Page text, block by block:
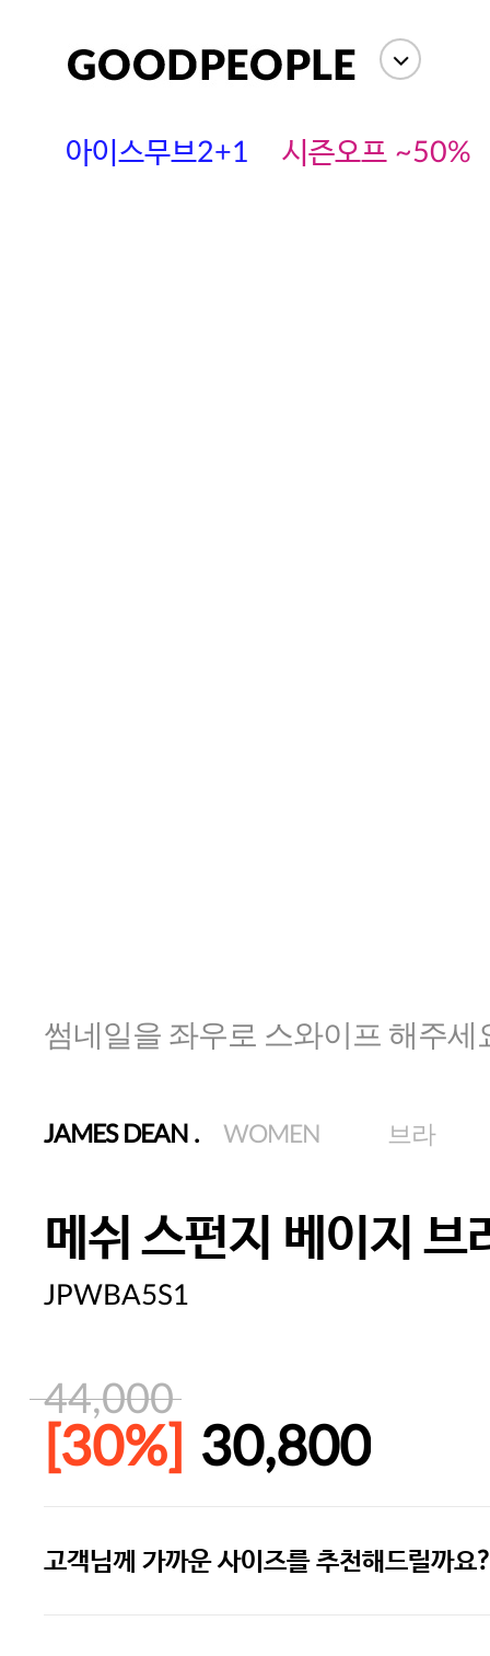
아이스무브2+1 시즌오프 ~50%
썸네일을 좌우로 스와이프 해주세
JAMES DEAN . WOMEN 브라
메쉬 스펀지 베이지 브
JPWBA5S1
44,000
[30%] 30,800
주말특가 20%(8.7~8.9)/5만원 이
고객님께 가까운 사이즈를 추천해드릴까요?
상세정보 사이즈 상품평(